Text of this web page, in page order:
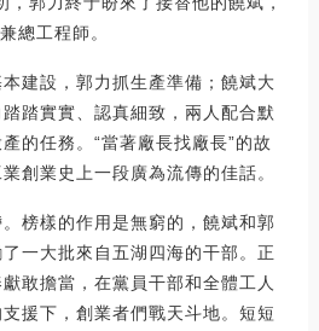
總工程師。
建設，郭力抓生產準備；饒斌大
踏實實、認真細致，兩人配合默
的任務。“當著廠長找廠長”的故
創業史上一段廣為流傳的佳話。
榜樣的作用是無窮的，饒斌和郭
一大批來自五湖四海的干部。正
敢擔當，在黨員干部和全體工人
援下，創業者們戰天斗地。短短